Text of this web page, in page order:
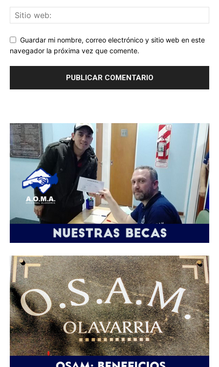
Guardar mi nombre, correo electrónico y sitio web en este
navegador la próxima vez que comente.